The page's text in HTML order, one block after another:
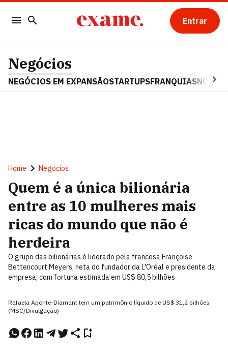
Entrar
Negócios
NEGÓCIOS EM EXPANSÃOSTARTUPSFRANQUIAS
Home Negócios
Quem é a única bilionária
entre as 10 mulheres mais
ricas do mundo que não é
herdeira
O grupo das bilionárias é liderado pela francesa Françoise
Bettencourt Meyers, neta do fundador da L'Oréal e presidente da
empresa, com fortuna estimada em US$ 80,5 bilhões
Rafaela Aponte-Diamant tem um patrimônio líquido de US$ 31,2 bilhões
(MSC/Divulgação)